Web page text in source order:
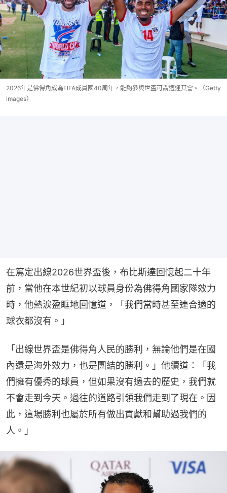
2026年是佛得角成為FIFA成員國40周年，能夠參與世盃可謂適逢其會。（Getty
Images）
在篤定出線2026世界盃後，布比斯達回憶起二十年
前，當他在本世紀初以球員身份為佛得角國家隊效力
時，他熱淚盈眶地回憶道，「我們當時甚至連合適的
球衣都沒有。」
「出線世界盃是佛得角人民的勝利，無論他們是在國
內還是海外效力，也是團結的勝利。」他續道：「我
們擁有優秀的球員，但如果沒有過去的歷史，我們就
不會走到今天。過往的道路引領我們走到了現在。因
此，這場勝利也屬於所有做出貢獻和幫助過我們的
人。」